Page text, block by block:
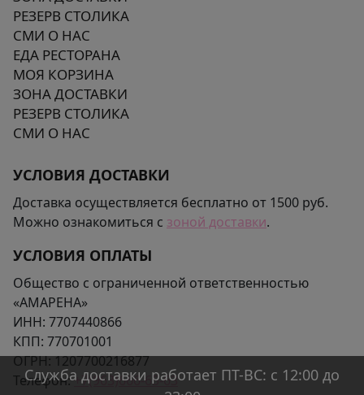
РЕЗЕРВ СТОЛИКА
СМИ О НАС
ЕДА РЕСТОРАНА
МОЯ КОРЗИНА
ЗОНА ДОСТАВКИ
РЕЗЕРВ СТОЛИКА
СМИ О НАС
УСЛОВИЯ ДОСТАВКИ
Доставка осуществляется бесплатно от 1500 руб.
Можно ознакомиться с зоной доставки.
УСЛОВИЯ ОПЛАТЫ
Общество с ограниченной ответственностью
«АМАРЕНА»
ИНН: 7707440866
КПП: 770701001
ОГРН:1207700216877
Телефон:+7(963)666-65-63
Служба доставки работает ПТ-ВС: с 12:00 до